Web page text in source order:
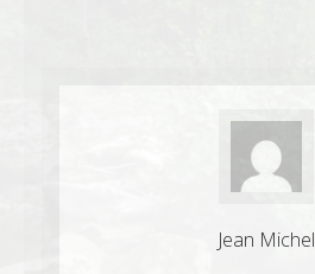
Jean Michel